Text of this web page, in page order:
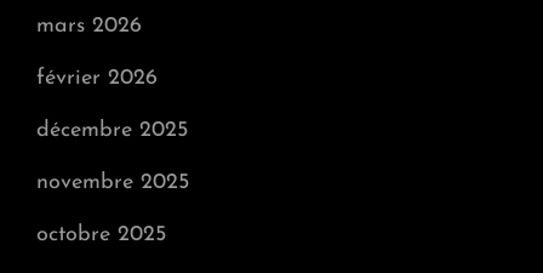
mars 2026
février 2026
décembre 2025
novembre 2025
octobre 2025